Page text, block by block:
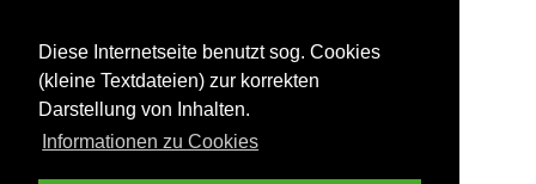
Diese Internetseite benutzt sog. Cookies
(kleine Textdateien) zur korrekten
Darstellung von Inhalten.
Informationen zu Cookies